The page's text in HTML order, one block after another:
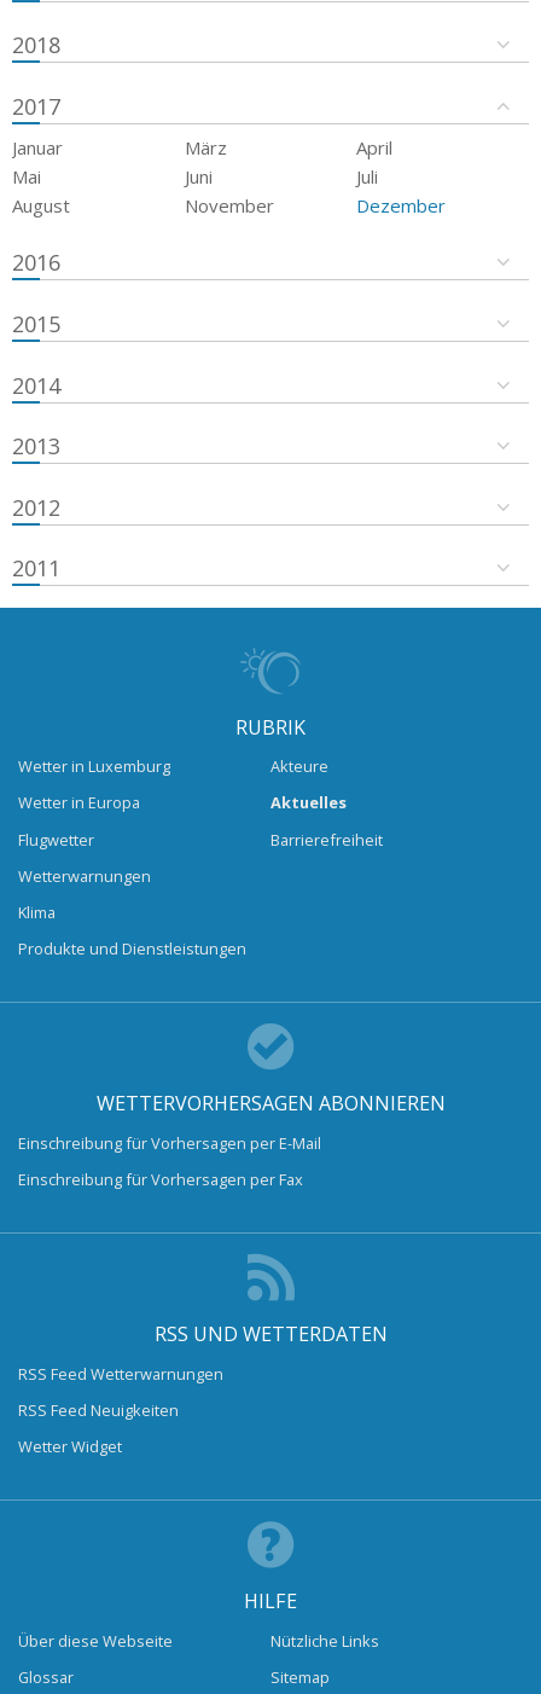
2018
2017
Januar März
April
Mai
Juni
Juli
August
November Dezember
2016
2015
2014
2013
2012
2011
RUBRIK
Wetter in Luxemburg
Wetter in Europa
Flugwetter
Wetterwarnungen
Klima
Produkte und Dienstleistungen
Akteure
Aktuelles
Barrierefreiheit
WETTERVORHERSAGEN ABONNIEREN
Einschreibung für Vorhersagen per E-Mail
Einschreibung für Vorhersagen per Fax
RSS UND WETTERDATEN
RSS Feed Wetterwarnungen
RSS Feed Neuigkeiten
Wetter Widget
HILFE
Über diese Webseite
Glossar
Nützliche Links
Sitemap